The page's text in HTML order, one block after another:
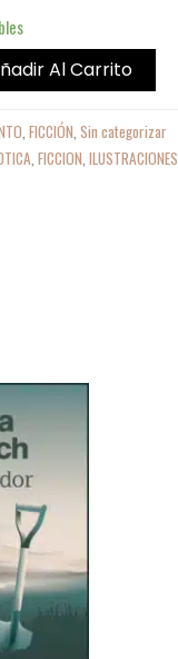
Al Carrito
FICCIÓN Sin categorizar
FICCION ILUSTRACIONES